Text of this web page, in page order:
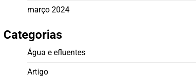
março 2024
Categorias
Água e efluentes
Artigo